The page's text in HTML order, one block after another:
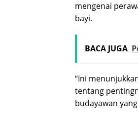
mengenai
bayi.
BACA JUGA
“Ini
tentang
budayawan